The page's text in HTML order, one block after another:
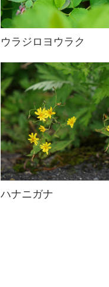
ウラジロヨウラク
ハナニガナ